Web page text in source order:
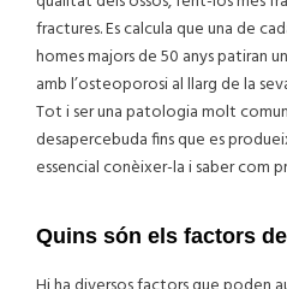
fractures. Es calcula que una de
homes majors de 50 anys patiran
amb l’osteoporosi al llarg de la
Tot i ser una patologia molt
desapercebuda fins que es
essencial conèixer-la i saber com
Quins són els factors